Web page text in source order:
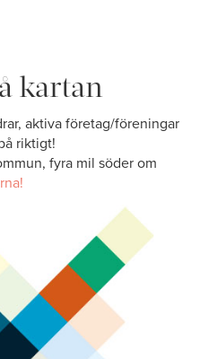
kartan
aktiva företag/föreningar
riktigt!
fyra mil söder om